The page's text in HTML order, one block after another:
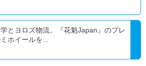
とヨロズ物流、『花魁Japan』のプレ
ホイールを...